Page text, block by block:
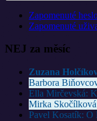
Zapomenuté
Zapomenuté
NEJ za měsíc
Zuzana
Barbora
Ella Mirčevská:
Mirka
Pavel Kosatík: O